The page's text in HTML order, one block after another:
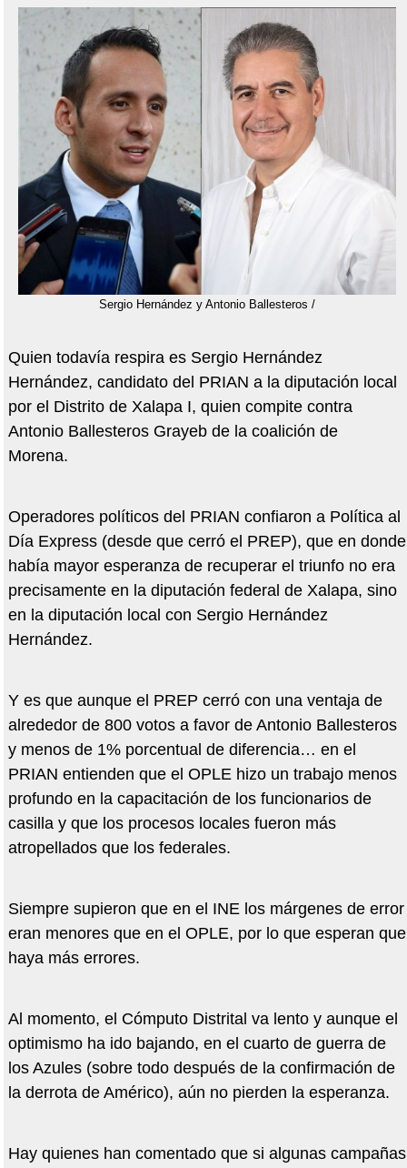
Sergio Hernández y Antonio Ballesteros /
Quien todavía respira es Sergio Hernández
Hernández, candidato del PRIAN a la diputación local
por el Distrito de Xalapa I, quien compite contra
Antonio Ballesteros Grayeb de la coalición de
Morena.
Operadores políticos del PRIAN confiaron a Política al
Día Express (desde que cerró el PREP), que en donde
había mayor esperanza de recuperar el triunfo no era
precisamente en la diputación federal de Xalapa, sino
en la diputación local con Sergio Hernández
Hernández.
Y es que aunque el PREP cerró con una ventaja de
alrededor de 800 votos a favor de Antonio Ballesteros
y menos de 1% porcentual de diferencia… en el
PRIAN entienden que el OPLE hizo un trabajo menos
profundo en la capacitación de los funcionarios de
casilla y que los procesos locales fueron más
atropellados que los federales.
Siempre supieron que en el INE los márgenes de error
eran menores que en el OPLE, por lo que esperan que
haya más errores.
Al momento, el Cómputo Distrital va lento y aunque el
optimismo ha ido bajando, en el cuarto de guerra de
los Azules (sobre todo después de la confirmación de
la derrota de Américo), aún no pierden la esperanza.
Hay quienes han comentado que si algunas campañas